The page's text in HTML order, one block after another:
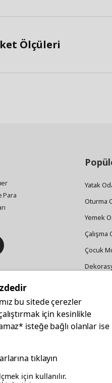
Ölçüleri
Para
Kart
Yatak
Oturma
Yemek
Çalışma
Çocuk
bu sitede çerezler
için kesinlikle
isteğe bağlı olanlar ise
tıklayın
için kullanılır.